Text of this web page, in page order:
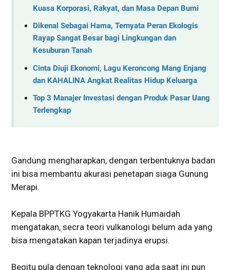
Kuasa Korporasi, Rakyat, dan Masa Depan Bumi
Dikenal Sebagai Hama, Ternyata Peran Ekologis
Rayap Sangat Besar bagi Lingkungan dan
Kesuburan Tanah
Cinta Diuji Ekonomi, Lagu Keroncong Mang Enjang
dan KAHALINA Angkat Realitas Hidup Keluarga
Top 3 Manajer Investasi dengan Produk Pasar Uang
Terlengkap
Gandung mengharapkan, dengan terbentuknya badan
ini bisa membantu akurasi penetapan siaga Gunung
Merapi.
Kepala BPPTKG Yogyakarta Hanik Humaidah
mengatakan, secra teori vulkanologi belum ada yang
bisa mengatakan kapan terjadinya erupsi.
Begitu pula dengan teknologi yang ada saat ini pun